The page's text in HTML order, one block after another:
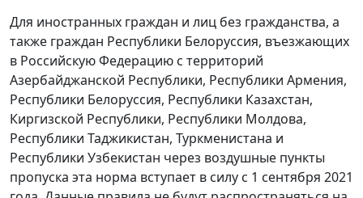
Для иностранных граждан и лиц без гражданства, а
также граждан Республики Белоруссия, въезжающих
в Российскую Федерацию с территорий
Азербайджанской Республики, Республики Армения,
Республики Белоруссия, Республики Казахстан,
Киргизской Республики, Республики Молдова,
Республики Таджикистан, Туркменистана и
Республики Узбекистан через воздушные пункты
пропуска эта норма вступает в силу с 1 сентября 2021